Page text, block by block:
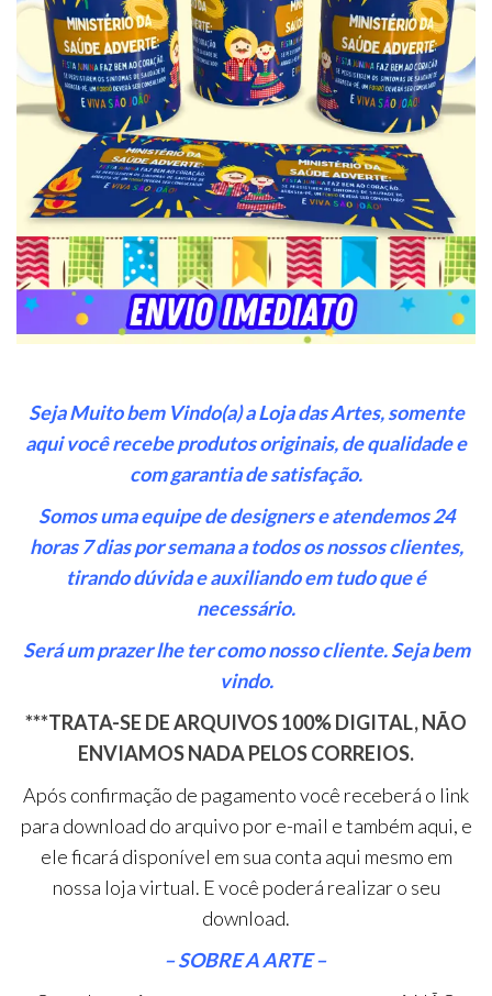
Seja Muito bem Vindo(a) a Loja das Artes, somente
aqui você recebe produtos originais, de qualidade e
com garantia de satisfação.
Somos uma equipe de designers e atendemos 24
horas 7 dias por semana a todos os nossos clientes,
tirando dúvida e auxiliando em tudo que é
necessário.
Será um prazer lhe ter como nosso cliente. Seja bem
vindo.
***TRATA-SE DE ARQUIVOS 100% DIGITAL, NÃO
ENVIAMOS NADA PELOS CORREIOS.
Após confirmação de pagamento você receberá o link
para download do arquivo por e-mail e também aqui, e
ele ficará disponível em sua conta aqui mesmo em
nossa loja virtual. E você poderá realizar o seu
download.
– SOBRE A ARTE –